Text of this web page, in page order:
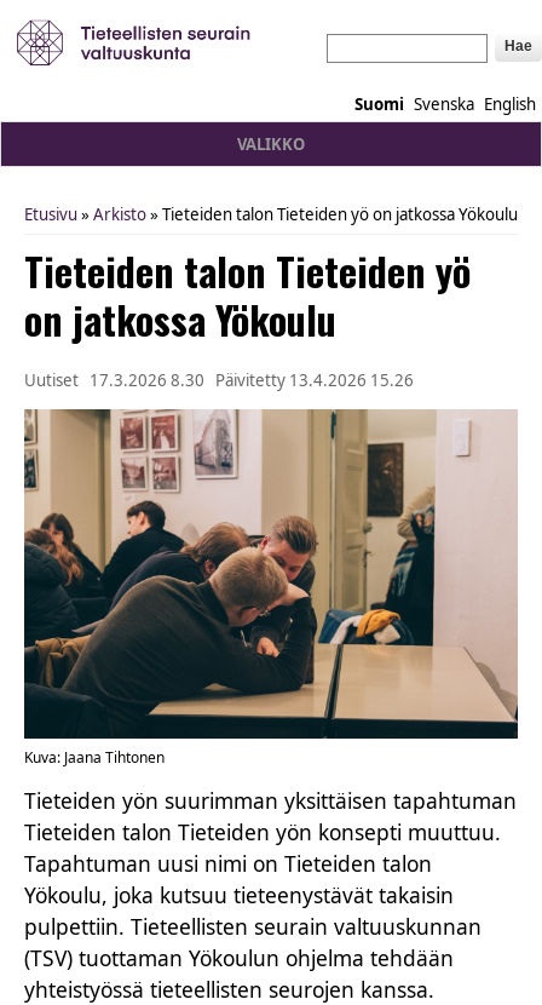
Suomi Svenska English
VALIKKO
Etusivu»Arkisto» Tieteiden talon Tieteiden yö on jatkossa Yökoulu
Tieteiden talon Tieteiden yö
on jatkossa Yökoulu
Uutiset 17.3.2026 8.30 Päivitetty 13.4.2026 15.26
Kuva: Jaana Tihtonen
Tieteiden yön suurimman yksittäisen tapahtuman
Tieteiden talon Tieteiden yön konsepti muuttuu.
Tapahtuman uusi nimi on Tieteiden talon
Yökoulu, joka kutsuu tieteenystävät takaisin
pulpettiin. Tieteellisten seurain valtuuskunnan
(TSV) tuottaman Yökoulun ohjelma tehdään
yhteistyössä tieteellisten seurojen kanssa.